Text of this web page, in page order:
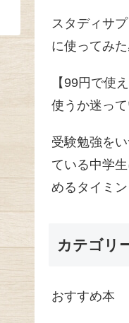
スタディサ
に使ってみ
【99円で使
使うか迷っ
受験勉強を
ている中学
めるタイミ
カテゴリ
おすすめ本